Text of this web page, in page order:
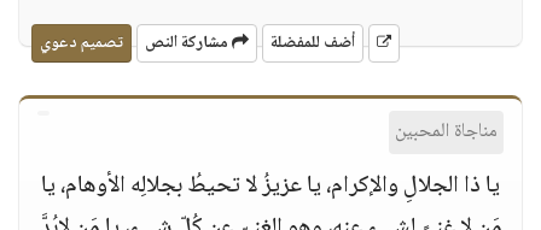
أضف للمفضلة مشاركة النص تصميم دعوي
مناجاة المحبين
يا ذا الجلالِ والإكرام، يا عزيزُ لا تحيطُ بجلالِه الأوهام، يا